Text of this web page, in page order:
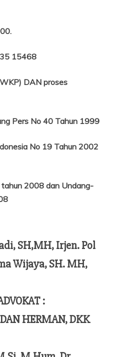
.
15468
DAN proses
Pers No 40 Tahun 1999
No 19 Tahun 2002
2008 dan Undang-
SH,MH, Irjen. Pol
Wijaya, SH. MH,
:
HERMAN, DKK